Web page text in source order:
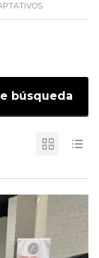
búsqueda